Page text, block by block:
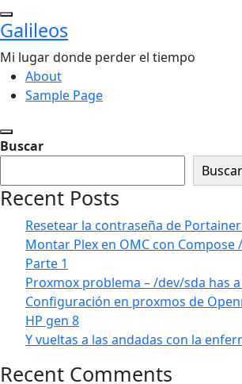
Saltar
al
Galileos
Mi lugar donde perder el tiempo
About
Sample Page
Buscar
Buscar
Recent Posts
Resetear la contraseña de
Montar Plex en OMC con Compose
Parte 1
Proxmox problema – /dev/sda has
Configuración en proxmos de
HP gen 8
Y vueltas a las andadas con la
Recent Comments